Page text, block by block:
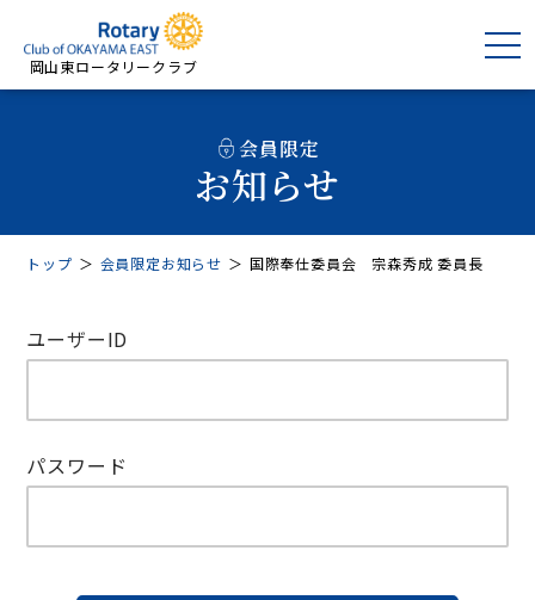
岡山東ロータリークラブ
会員限定
お知らせ
トップ ＞ 会員限定お知らせ ＞ 国際奉仕委員会 宗森秀成 委員長
ユーザーID
パスワード